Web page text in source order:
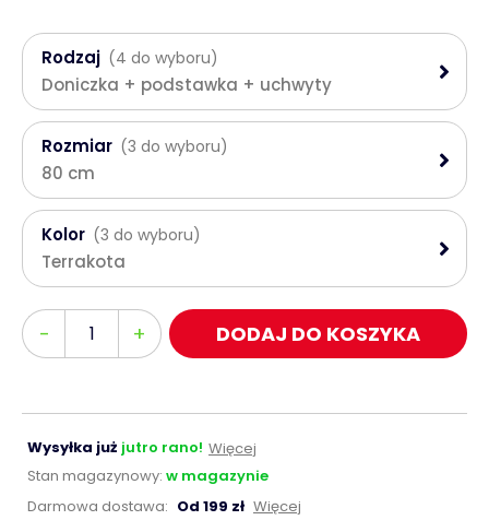
Rodzaj (4 do wyboru)
Doniczka + podstawka + uchwyty
Rozmiar (3 do wyboru)
80 cm
Kolor (3 do wyboru)
Terrakota
-
Ilość + DODAJ DO KOSZYKA
Wysyłka już jutro rano! Więcej
Stan magazynowy: w magazynie
Darmowa dostawa: Od 199 zł Więcej